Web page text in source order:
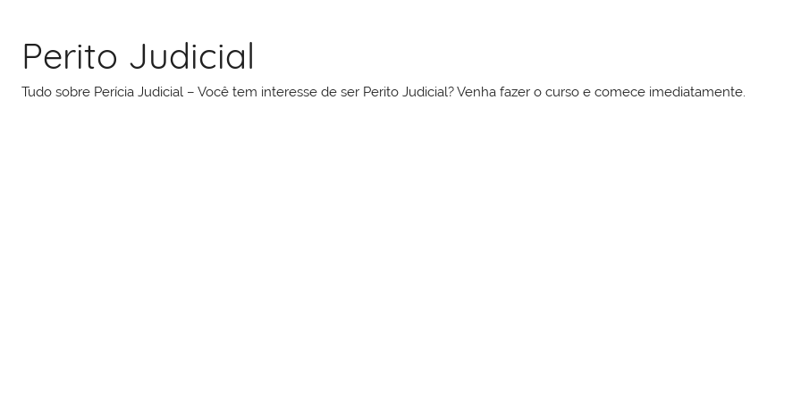
conteúdo
Perito Judicial
Tudo sobre Perícia Judicial – Você tem interesse de ser Perito Judicial? Venha fazer o curso e comece imediatamente.